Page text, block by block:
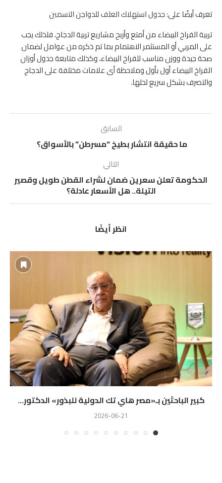
تعرف أيضًا على:جدول استهلاك العلف للدواجن التسمين
تربية الفراخ البيضاء من أمتع وأربح مشاريع تربية الدجاج، فلذلك يجب
على المربي أو المستثمر الاهتمام بما تم ذكره من عوامل لضمان
صحة جيدة ووزن مناسب للفراخ البيضاء، وكذلك متابعة جدول أوزان
الفراخ البيضاء أول بأول وملاحظة أى علامات مختلفة على الدجاج
والتصرف بشكل سريع لحلها.
السابق
ما حقيقة انتشار بطيخ “مسرطن” بالأسواق؟
التالي
الحكومة تعلن سعرين ضمان لشراء القطن طويل وقصير
التيلة.. هل الأسعار عادلة؟
انظر أيضًا
كبير الباحثين بـ«مصر هاي تك الدولية للبذور» الدكتور...
2026-06-21